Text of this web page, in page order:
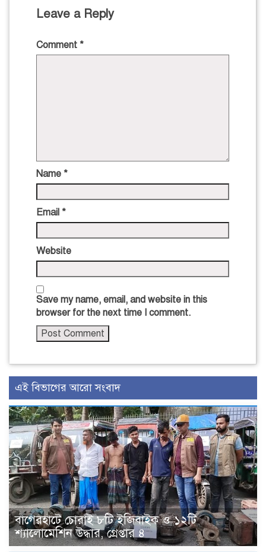
Leave a Reply
Comment *
Name *
Email *
Website
Save my name, email, and website in this
browser for the next time I comment.
এই বিভাগের আরো সংবাদ
বাগেরহাটে চোরাই ৮টি ইজিবাইক ও ১২টি
শ্যালোমেশিন উদ্ধার, গ্রেপ্তার ৪